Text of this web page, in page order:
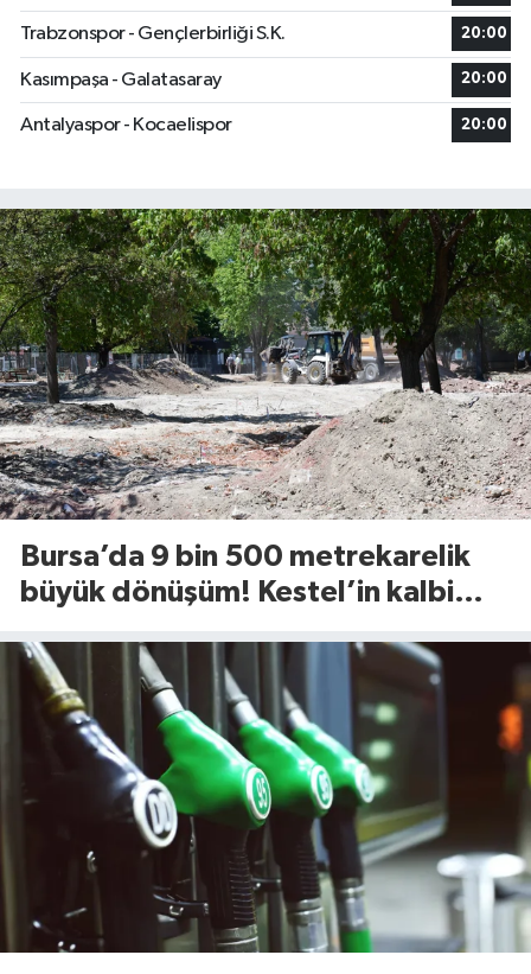
Trabzonspor - Gençlerbirliği S.K. 20:00
Kasımpaşa - Galatasaray 20:00
Antalyaspor - Kocaelispor 20:00
Bursa’da 9 bin 500 metrekarelik
büyük dönüşüm! Kestel’in kalbi